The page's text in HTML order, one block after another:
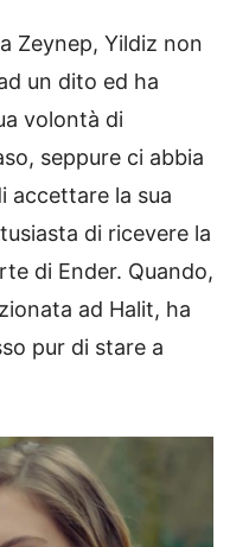
Zeynep, Yildiz non
un dito ed ha
volontà di
seppure ci abbia
accettare la sua
di ricevere la
di Ender. Quando,
ad Halit, ha
pur di stare a